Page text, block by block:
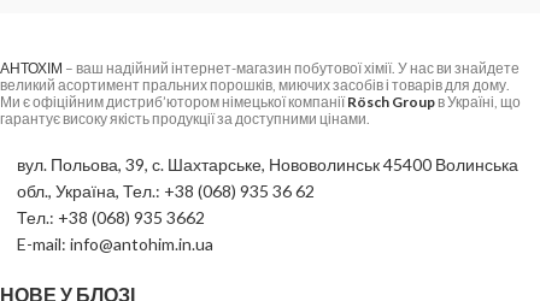
АНТОХІМ – ваш надійний інтернет-магазин побутової хімії. У нас ви знайдете
великий асортимент пральних порошків, миючих засобів і товарів для дому.
Ми є офіційним дистриб’ютором німецької компаніїRösch Groupв Україні, що
гарантує високу якість продукції за доступними цінами.
вул. Польова, 39, с. Шахтарське, Нововолинськ 45400 Волинська
обл., Україна, Тел.: +38 (068) 935 36 62
Тел.: +38 (068) 935 3662
E-mail: info@antohim.in.ua
НОВЕ У БЛОЗІ